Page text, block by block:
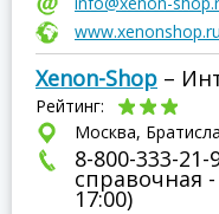
www.xenonshop.ru
Xenon-Shop –
Рейтинг:
Москва,
8-800-333-
справочная -
17:00)